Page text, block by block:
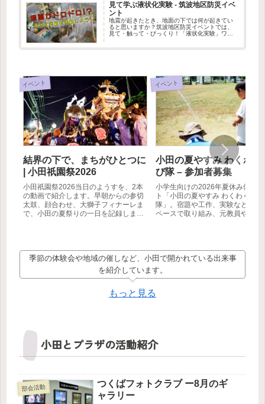
見て学ぶ液状化実験 - 筑波地区防災イベ
ント
地震が起きたとき、地面の下では何が起きてい
ると思いますか？筑波地区防災イベントでは、
見て・触って・びっくり！「液状化実験」ワー
イベント
結界の下で、まちがひとつに
| 小田祇園祭2026
小田祇園祭2026当日のようすを、2本
の動画で紹介します。早朝からの参切
太鼓、顔合わせ、大獅子フィナーレま
で、小田の夏祭りの一日を記録しまし
イベント
小田の夏やすみ わくわく
び隊 – 参加者募集
小学生向けの2026年夏休み体験
ト「小田の夏やすみ わくわく学び
隊」。宿題や工作、実験などに自
ペースで取り組み、元教員や筑波
季節の体験会や地域の催しなど、小田で開かれている出来事
を紹介しています。
もっと見る
小田とプラザの活動紹介
部会活動
つくばフォトクラブ ー8月のギ
ャラリー